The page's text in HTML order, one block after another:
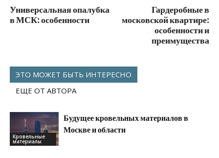
Универсальная опалубка
в МСК: особенности
Гардеробные в
московской квартире:
особенности и
преимущества
ЭТО МОЖЕТ БЫТЬ ИНТЕРЕСНО
ЕЩЕ ОТ АВТОРА
Кровельные
материалы
Будущее кровельных материалов в
Москве и области